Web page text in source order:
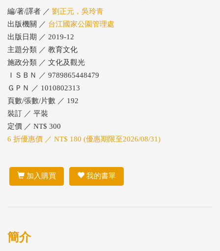
編/著/譯者 ／ 劉正元，吳玲青
出版機關 ／ 台江國家公園管理處
出版日期 ／ 2019-12
主題分類 ／ 教育文化
施政分類 ／ 文化及觀光
ＩＳＢＮ ／ 9789865448479
ＧＰＮ ／ 1010802313
頁數/張數/片數 ／ 192
裝訂 ／ 平裝
定價 ／ NT$ 300
6 折優惠價 ／ NT$ 180 (優惠期限至2026/08/31)
加入購買 我的書單
簡介